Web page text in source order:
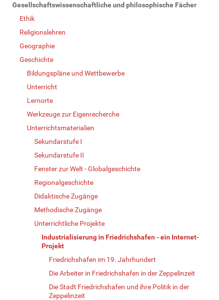
Gesellschaftswissenschaftliche und philosophische Fächer
Ethik
Religionslehren
Geographie
Geschichte
Bildungspläne und Wettbewerbe
Unterricht
Lernorte
Werkzeuge zur Eigenrecherche
Unterrichtsmaterialien
Sekundarstufe I
Sekundarstufe II
Fenster zur Welt - Globalgeschichte
Regionalgeschichte
Didaktische Zugänge
Methodische Zugänge
Unterrichtliche Projekte
Industrialisierung in Friedrichshafen - ein Internet-
Projekt
Friedrichshafen im 19. Jahrhundert
Die Arbeiter in Friedrichshafen in der Zeppelinzeit
Die Stadt Friedrichshafen und ihre Politik in der
Zeppelinzeit